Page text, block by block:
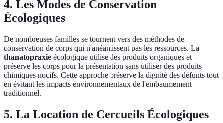
4. Les Modes de Conservation
Écologiques
De nombreuses familles se tournent vers des méthodes de
conservation de corps qui n'anéantissent pas les ressources. La
thanatopraxie écologique utilise des produits organiques et
préserve les corps pour la présentation sans utiliser des produits
chimiques nocifs. Cette approche préserve la dignité des défunts tout
en évitant les impacts environnementaux de l'embaumement
traditionnel.
5. La Location de Cercueils Écologiques